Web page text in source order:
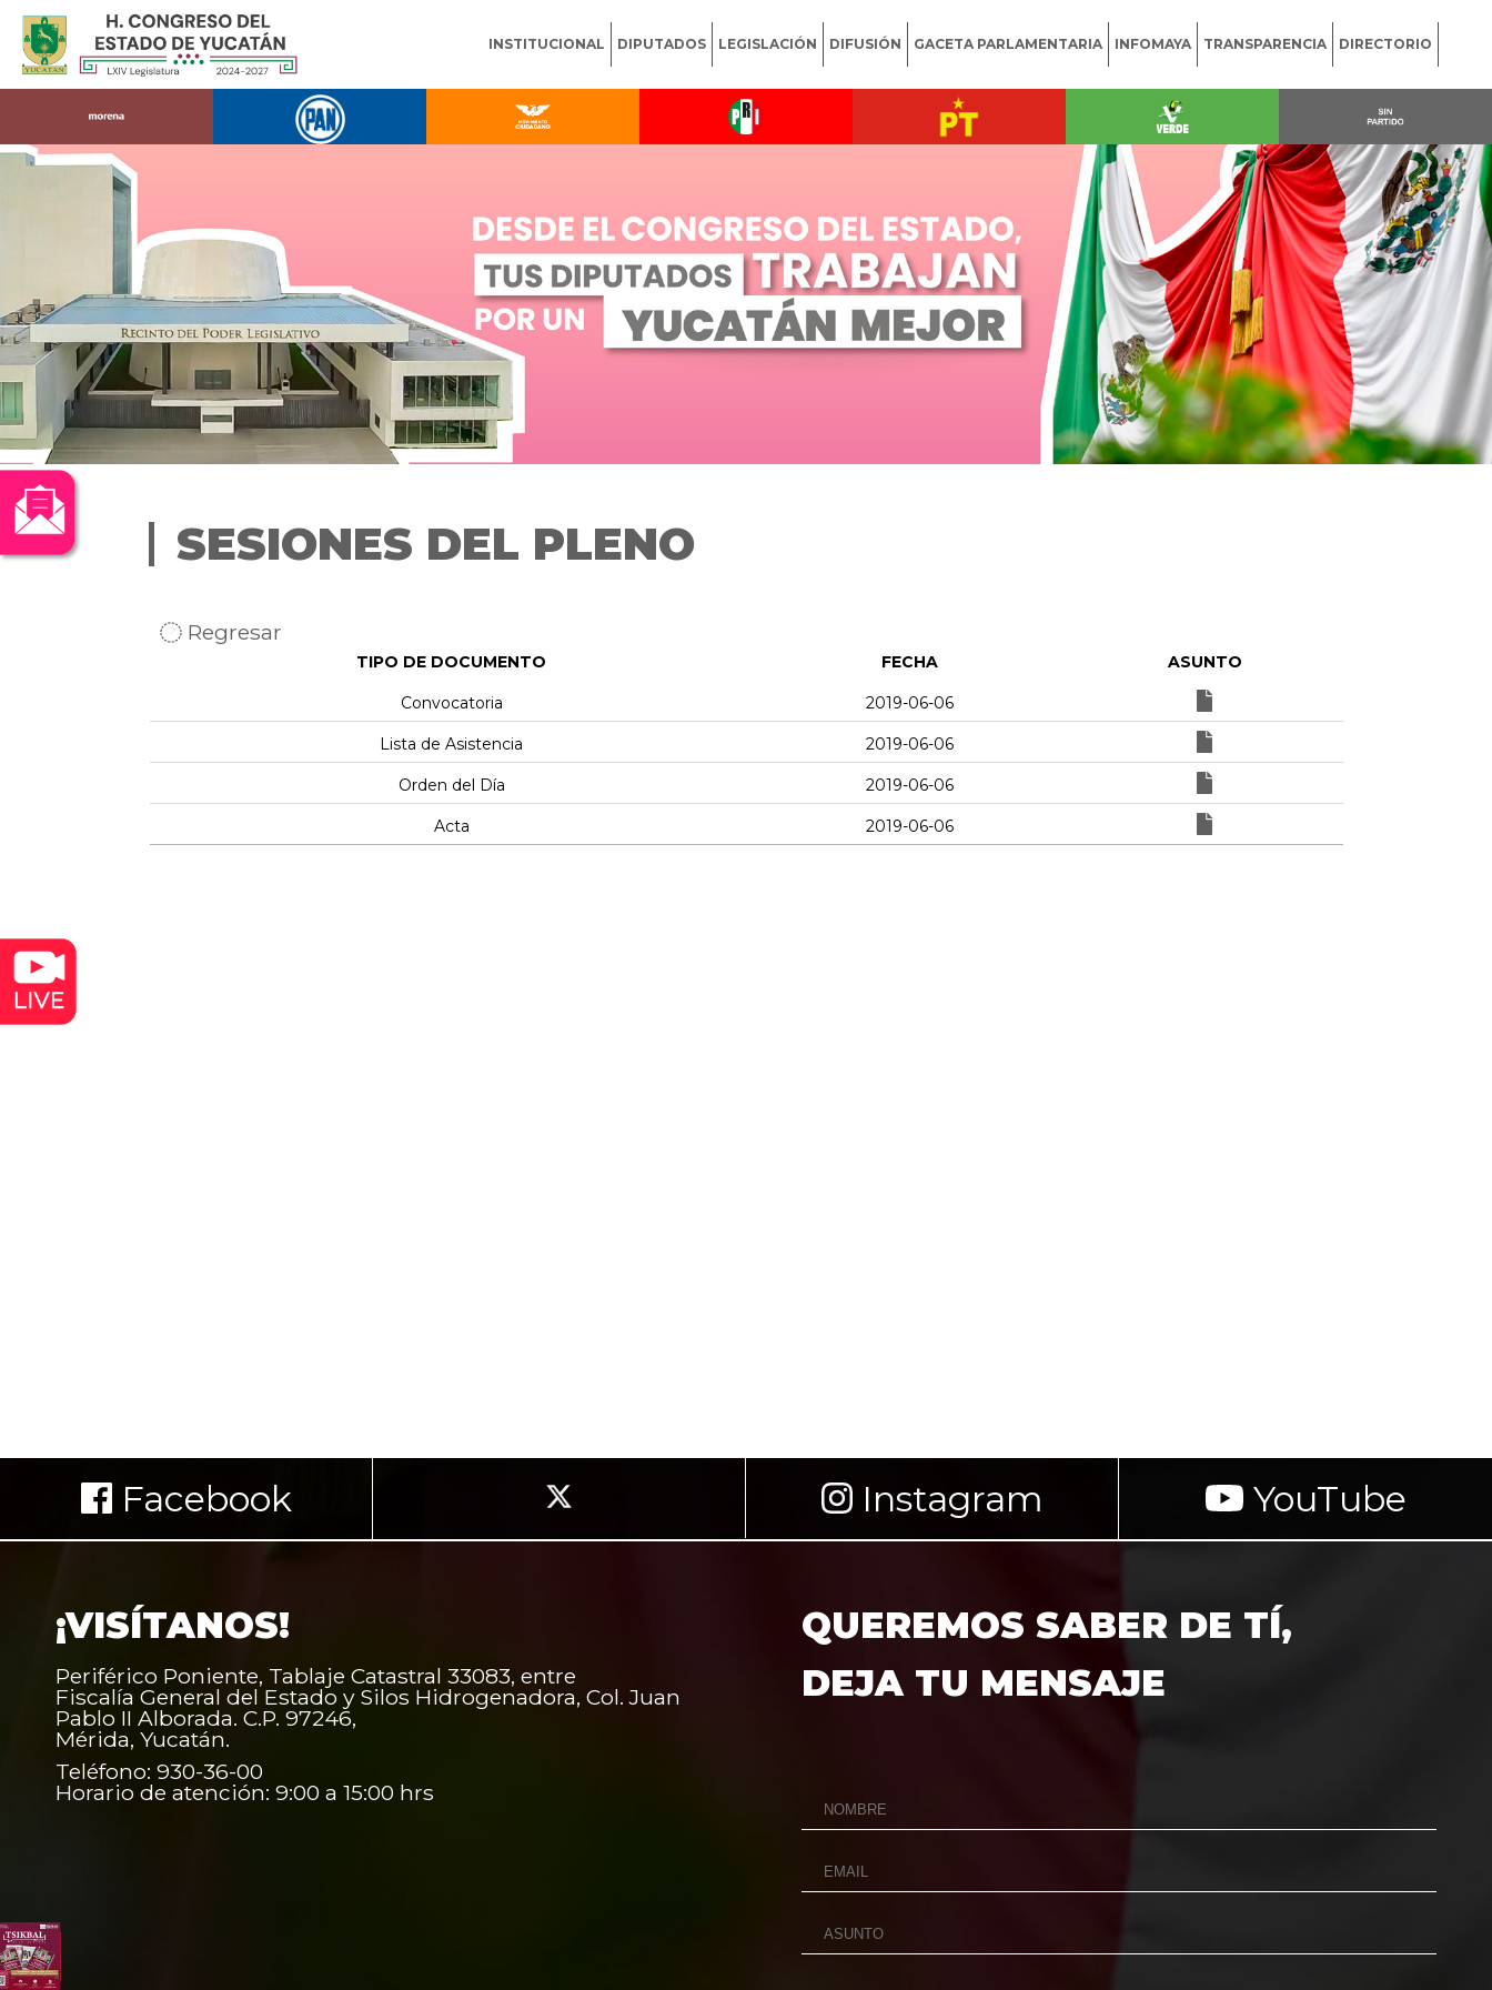
INSTITUCIONAL DIPUTADOS LEGISLACIÓN DIFUSIÓN GACETA PARLAMENTARIA INFOMAYA TRANSPARENCIA DIRECTORIO
SESIONES DEL PLENO
Regresar
TIPO DE DOCUMENTO FECHA ASUNTO
Convocatoria 2019-06-06
Lista de Asistencia 2019-06-06
Orden del Día 2019-06-06
Acta 2019-06-06
Facebook Instagram YouTube
¡VISÍTANOS!
Periférico Poniente, Tablaje Catastral 33083, entre
Fiscalía General del Estado y Silos Hidrogenadora, Col. Juan
Pablo II Alborada. C.P. 97246,
Mérida, Yucatán.
Teléfono: 930-36-00
Horario de atención: 9:00 a 15:00 hrs
QUEREMOS SABER DE TÍ,
DEJA TU MENSAJE